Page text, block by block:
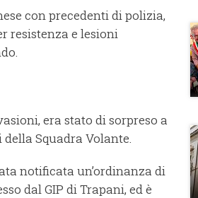
con precedenti di polizia,
resistenza e lesioni
era stato di sorpreso a
Squadra Volante.
notificata un’ordinanza di
dal GIP di Trapani, ed è